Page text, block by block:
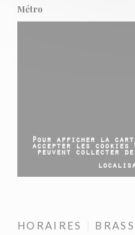
Métro
Pour afficher la
accepter les cookies
peuvent collecter
HORAIRES